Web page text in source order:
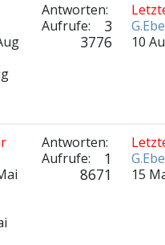
Antworten:
3
Aufrufe:
3776
10
Antworten:
1
Aufrufe:
8671
15